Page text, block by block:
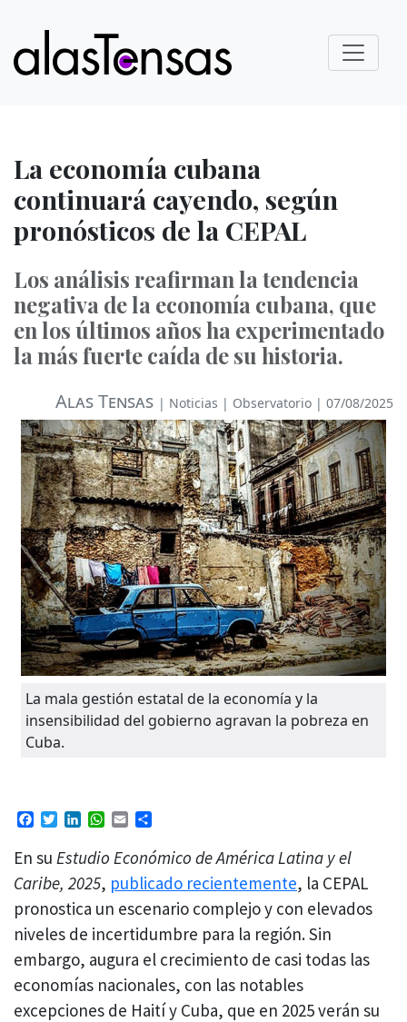
La economía cubana
continuará cayendo, según
pronósticos de la CEPAL
Los análisis reafirman la tendencia
negativa de la economía cubana, que
en los últimos años ha experimentado
la más fuerte caída de su historia.
Alas Tensas | Noticias | Observatorio | 07/08/2025
La mala gestión estatal de la economía y la
insensibilidad del gobierno agravan la pobreza en
Cuba.
Facebook
TwitterLinkedIn
WhatsApp
Email
En su Estudio Económico de América Latina y el
Caribe, 2025, publicado recientemente, la CEPAL
pronostica un escenario complejo y con elevados
niveles de incertidumbre para la región. Sin
embargo, augura el crecimiento de casi todas las
economías nacionales, con las notables
excepciones de Haití y Cuba, que en 2025 verán su